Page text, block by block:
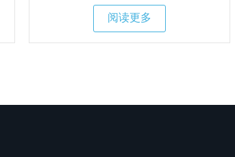
阅读更多